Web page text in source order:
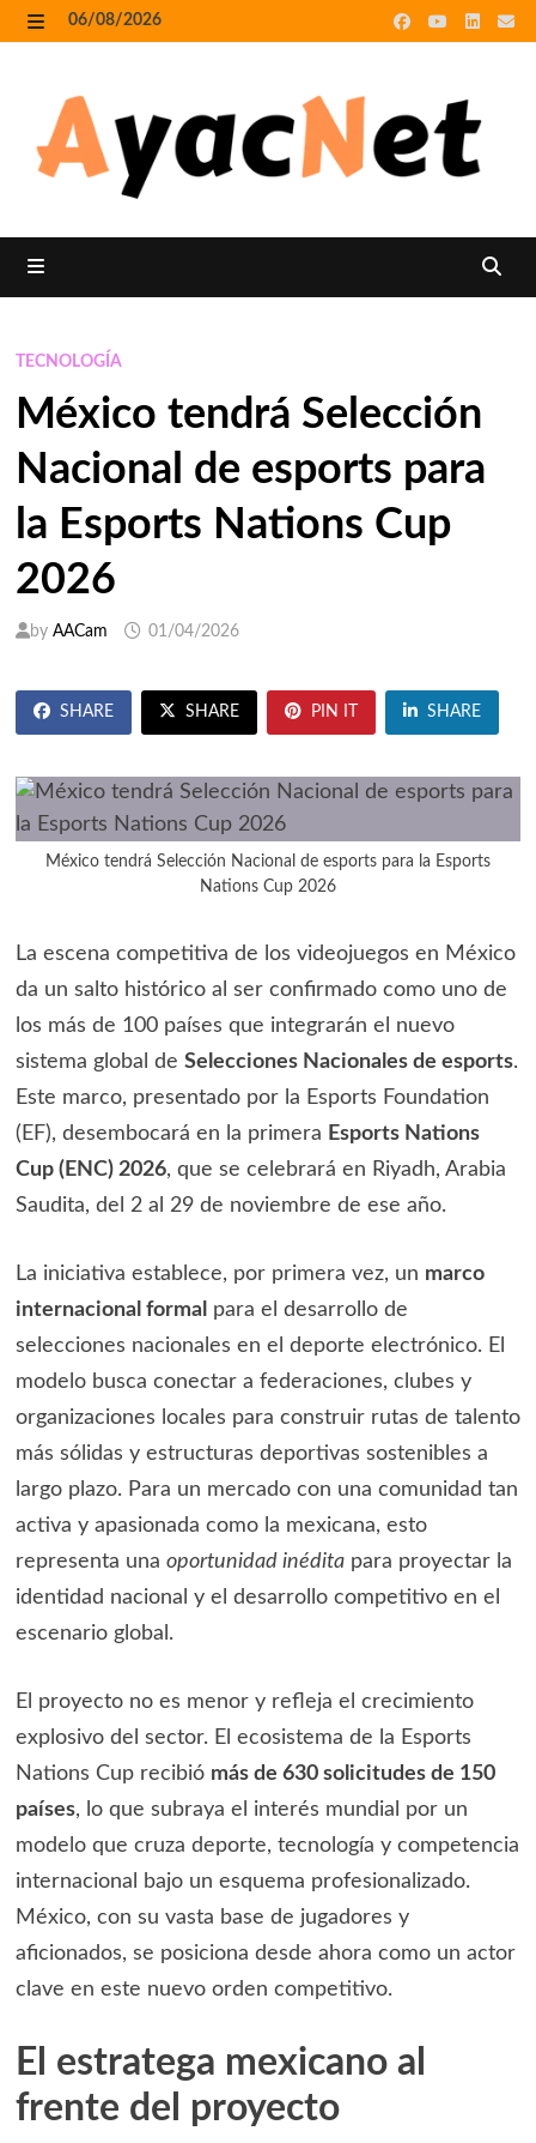
Skip
to
06/08/2026
TECNOLOGÍA
México tendrá Selección
Nacional de esports para
la Esports Nations Cup
2026
by AACam 01/04/2026
SHARE SHARE PIN IT SHARE
México tendrá Selección Nacional de esports para la Esports
Nations Cup 2026
La escena competitiva de los videojuegos en México
da un salto histórico al ser confirmado como uno de
los más de 100 países que integrarán el nuevo
sistema global de Selecciones Nacionales de esports.
Este marco, presentado por la Esports Foundation
(EF), desembocará en la primera Esports Nations
Cup (ENC) 2026, que se celebrará en Riyadh, Arabia
Saudita, del 2 al 29 de noviembre de ese año.
La iniciativa establece, por primera vez, un marco
internacional formal para el desarrollo de
selecciones nacionales en el deporte electrónico. El
modelo busca conectar a federaciones, clubes y
organizaciones locales para construir rutas de talento
más sólidas y estructuras deportivas sostenibles a
largo plazo. Para un mercado con una comunidad tan
activa y apasionada como la mexicana, esto
representa una oportunidad inéditapara proyectar la
identidad nacional y el desarrollo competitivo en el
escenario global.
El proyecto no es menor y refleja el crecimiento
explosivo del sector. El ecosistema de la Esports
Nations Cup recibió más de 630 solicitudes de 150
países, lo que subraya el interés mundial por un
modelo que cruza deporte, tecnología y competencia
internacional bajo un esquema profesionalizado.
México, con su vasta base de jugadores y
aficionados, se posiciona desde ahora como un actor
clave en este nuevo orden competitivo.
El estratega mexicano al
frente del proyecto